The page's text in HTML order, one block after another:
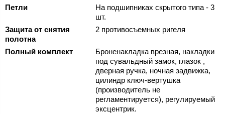
Петли
На подшипниках скрытого типа - 3
шт.
Защита от снятия
полотна
2 противосъемных ригеля
Полный комплект
Броненакладка врезная, накладки
под сувальдный замок, глазок ,
дверная ручка, ночная задвижка,
цилиндр ключ-вертушка
(производитель не
регламентируется), регулируемый
эксцентрик.